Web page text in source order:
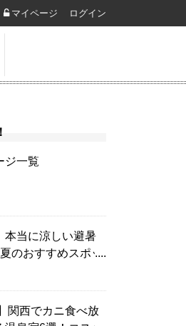
マイページ ログイン
ジ一覧
本当に涼しい避暑
のおすすめスポッ
関西でカニ食べ放